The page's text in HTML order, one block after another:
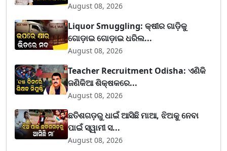
August 08, 2026
Liquor Smuggling: କ୍ଷୀର ଗାଡ଼ିକୁ
ଗୋଡ଼ାଇ ଗୋଡ଼ାଇ ଧରିଲ...
August 08, 2026
Teacher Recruitment Odisha: ଏଣିକି
ଜଣିକିଆ ଶିକ୍ଷକରେ...
August 08, 2026
ଛତିଶଗଡ଼ରୁ ଧାଇଁ ଆସିଛି ମାଆ, ଝିଅକୁ ନେବା
ପାଇଁ ସ୍ୱାମୀ ସ...
August 08, 2026